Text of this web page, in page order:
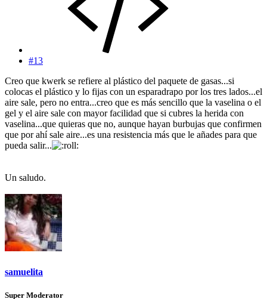
#13
Creo que kwerk se refiere al plástico del paquete de gasas...si
colocas el plástico y lo fijas con un esparadrapo por los tres lados...el
aire sale, pero no entra...creo que es más sencillo que la vaselina o el
gel y el aire sale con mayor facilidad que si cubres la herida con
vaselina...que quieras que no, aunque hayan burbujas que confirmen
que por ahí sale aire...es una resistencia más que le añades para que
pueda salir...
Un saludo.
samuelita
Super Moderator